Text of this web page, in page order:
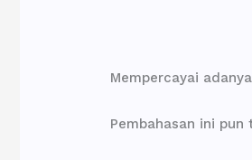
Mempercayai
Pembahasan ini pun